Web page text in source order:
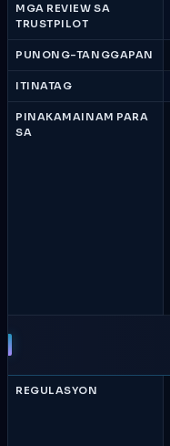
ng
Broker
Agosto
MGA REVIEW SA
TRUSTPILOT
PUNONG-TANGGAPAN
ITINATAG
PINAKAMAINAM PARA
SA
REGULASYON